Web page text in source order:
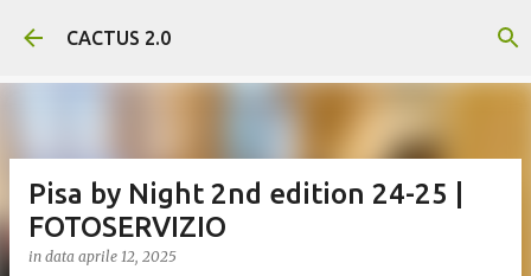
Passa ai contenuti principali
CACTUS 2.0
Pisa by Night 2nd edition 24-25 |
FOTOSERVIZIO
in data aprile 12, 2025